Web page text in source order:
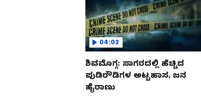
04:02
ಶಿವಮೊಗ್ಗ: ಸಾಗರದಲ್ಲಿ ಹೆಚ್ಚಿದ
ಪುಡಿರೌಡಿಗಳ ಅಟ್ಟಹಾಸ, ಜನ
ಹೈರಾಣು